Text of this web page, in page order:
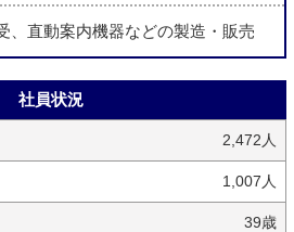
、直動案内機器などの製造・販売
社員状況
2,472人
1,007人
39歳